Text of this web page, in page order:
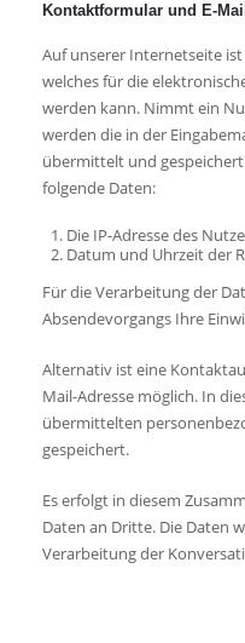
Kontaktformular und E-
Auf unserer Internetseite
welches für die
werden kann. Nimmt ein
werden die in der
übermittelt und
folgende Daten:
Die IP-Adresse des
Datum und Uhrzeit der
Für die Verarbeitung der
Absendevorgangs Ihre
Alternativ ist eine
Mail-Adresse möglich. In
übermittelten
gespeichert.
Es erfolgt in diesem
Daten an Dritte. Die Daten
Verarbeitung der